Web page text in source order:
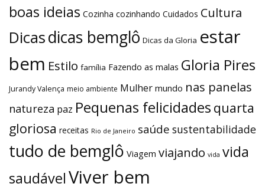
boas ideias Cozinha cozinhando Cuidados Cultura
Dicasdicas bemglô Dicas da Gloria estar
bem Estilo família Fazendo as malas Gloria Pires
Jurandy Valença meio ambiente Mulher mundo nas panelas
natureza paz Pequenas felicidades quarta
gloriosa receitas Rio de Janeiro saúde sustentabilidade
tudo de bemglô Viagem viajando vida vida
saudávelViver bem